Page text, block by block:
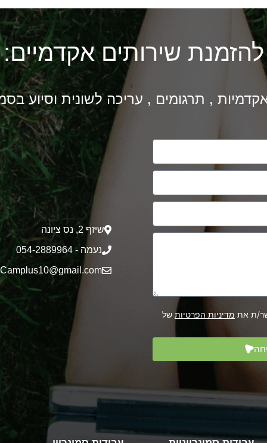
להזמנת שירותים אקדמיים:
, תרגומים , עריכה לשונית וסיוע
ת את מדיניות הפרטיות של
שיזף 2‎, נס ציונה
נעמה - 054-2889964
Camplus10@gmail.com